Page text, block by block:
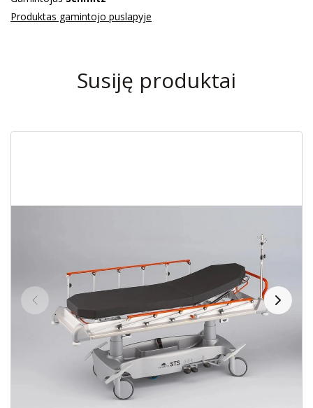
Produktas gamintojo puslapyje
Susiję produktai